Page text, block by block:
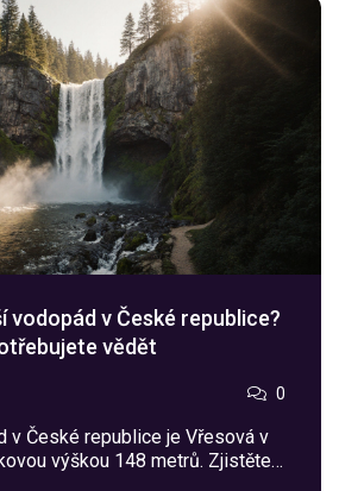
vodopád v České republice?
vědět
0
v České republice je Vřesová v
výškou 148 metrů. Zjistěte,